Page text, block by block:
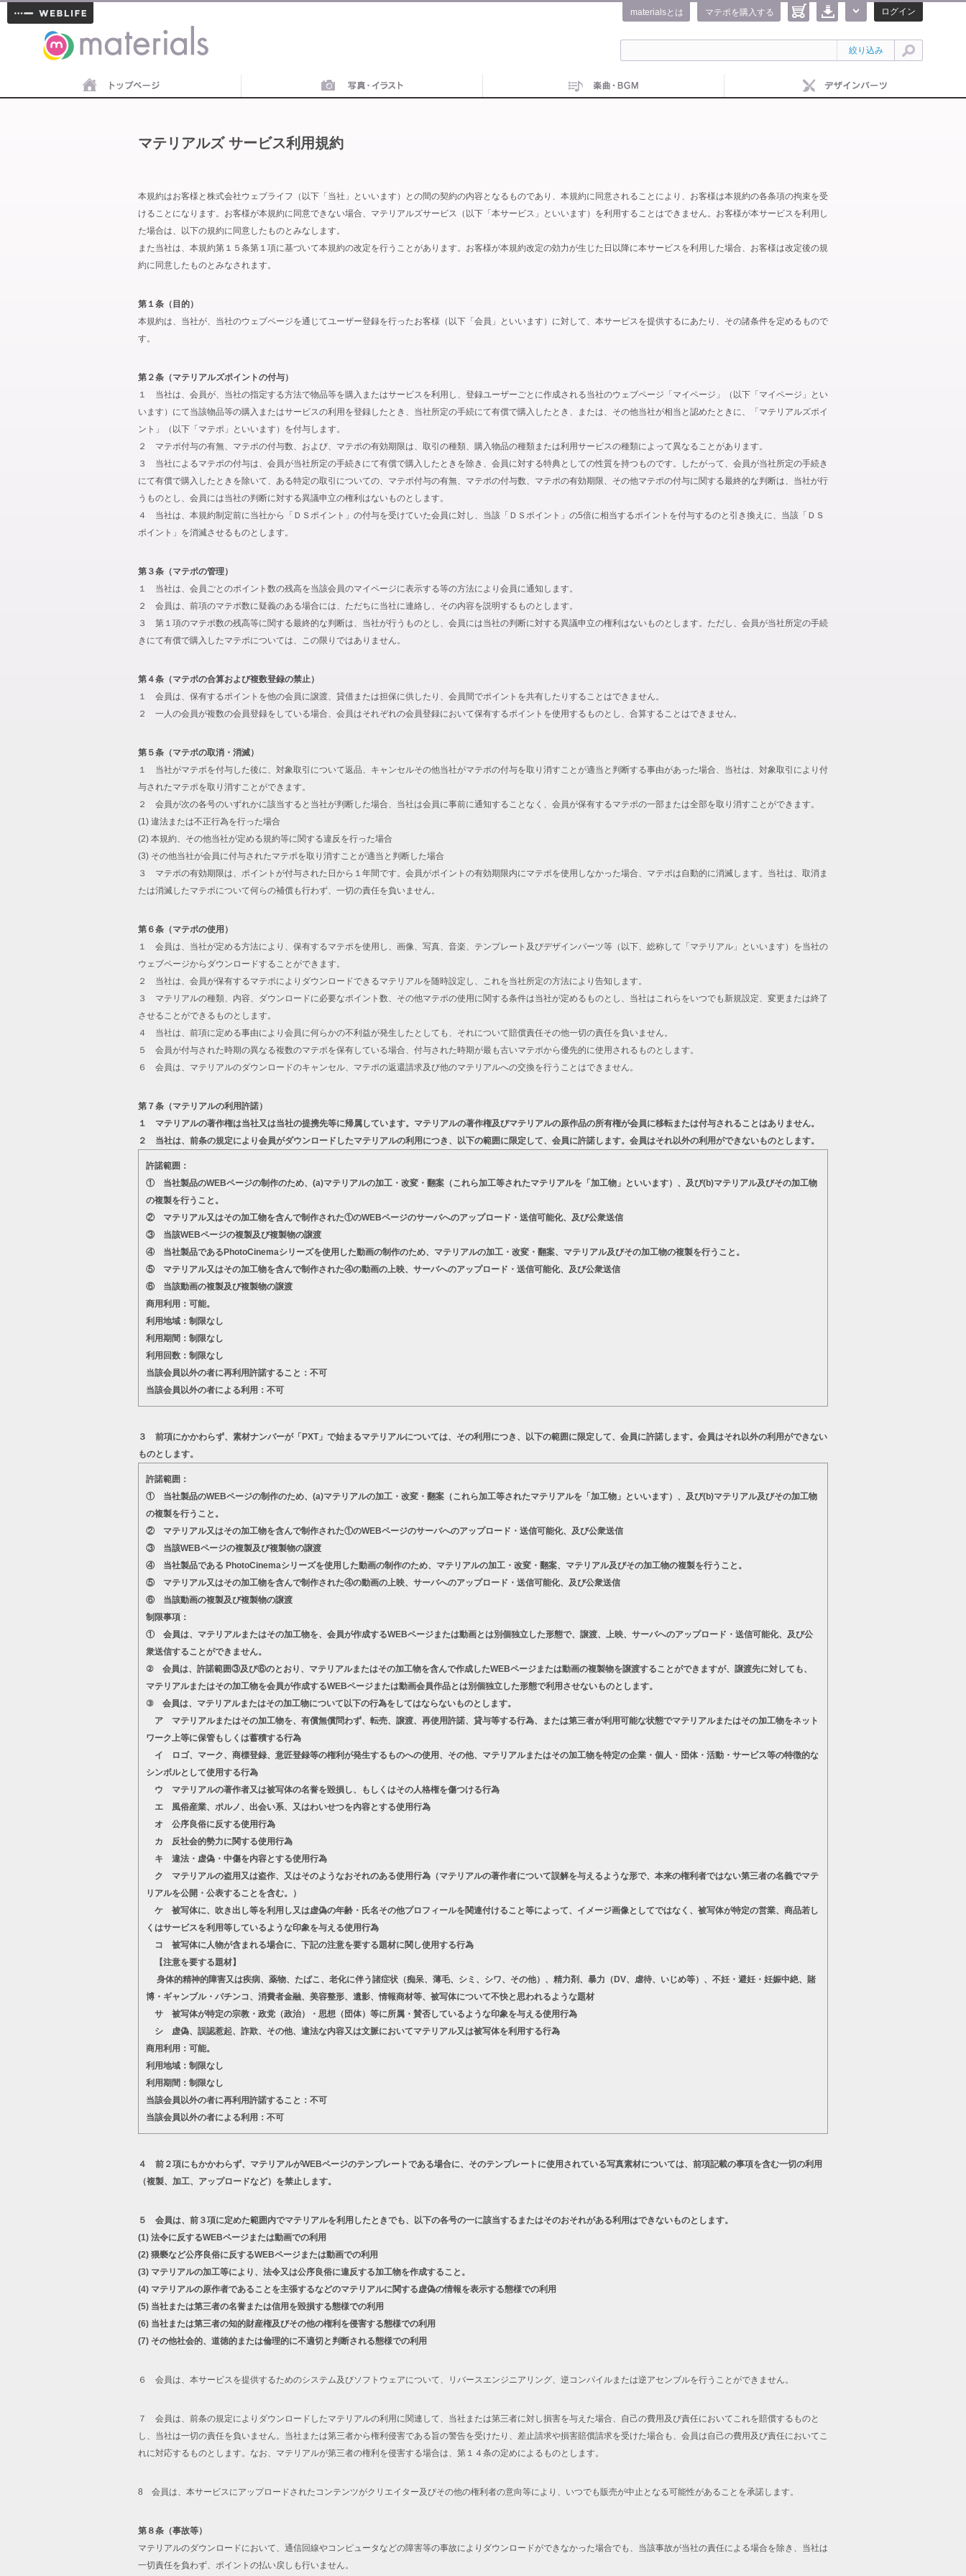
materials
ログイン
マテポを購入する
materialsとは
絞り込み
マテリアルズ サービス利用規約
本規約はお客様と株式会社ウェブライフ（以下「当社」といいます）との間の契約の内容となるものであり、本規約に同意されることにより、お客様は本規約の各条項の拘束を受
けることになります。お客様が本規約に同意できない場合、マテリアルズサービス（以下「本サービス」といいます）を利用することはできません。お客様が本サービスを利用し
た場合は、以下の規約に同意したものとみなします。
また当社は、本規約第１５条第１項に基づいて本規約の改定を行うことがあります。お客様が本規約改定の効力が生じた日以降に本サービスを利用した場合、お客様は改定後の規
約に同意したものとみなされます。
第１条（目的）
本規約は、当社が、当社のウェブページを通じてユーザー登録を行ったお客様（以下「会員」といいます）に対して、本サービスを提供するにあたり、その諸条件を定めるもので
す。
第２条（マテリアルズポイントの付与）
１ 当社は、会員が、当社の指定する方法で物品等を購入またはサービスを利用し、登録ユーザーごとに作成される当社のウェブページ「マイページ」（以下「マイページ」とい
います）にて当該物品等の購入またはサービスの利用を登録したとき、当社所定の手続にて有償で購入したとき、または、その他当社が相当と認めたときに、「マテリアルズポイ
ント」（以下「マテポ」といいます）を付与します。
２ マテポ付与の有無、マテポの付与数、および、マテポの有効期限は、取引の種類、購入物品の種類または利用サービスの種類によって異なることがあります。
３ 当社によるマテポの付与は、会員が当社所定の手続きにて有償で購入したときを除き、会員に対する特典としての性質を持つものです。したがって、会員が当社所定の手続き
にて有償で購入したときを除いて、ある特定の取引についての、マテポ付与の有無、マテポの付与数、マテポの有効期限、その他マテポの付与に関する最終的な判断は、当社が行
うものとし、会員には当社の判断に対する異議申立の権利はないものとします。
４ 当社は、本規約制定前に当社から「ＤＳポイント」の付与を受けていた会員に対し、当該「ＤＳポイント」の5倍に相当するポイントを付与するのと引き換えに、当該「ＤＳ
ポイント」を消滅させるものとします。
第３条（マテポの管理）
１ 当社は、会員ごとのポイント数の残高を当該会員のマイページに表示する等の方法により会員に通知します。
２ 会員は、前項のマテポ数に疑義のある場合には、ただちに当社に連絡し、その内容を説明するものとします。
３ 第１項のマテポ数の残高等に関する最終的な判断は、当社が行うものとし、会員には当社の判断に対する異議申立の権利はないものとします。ただし、会員が当社所定の手続
きにて有償で購入したマテポについては、この限りではありません。
第４条（マテポの合算および複数登録の禁止）
１ 会員は、保有するポイントを他の会員に譲渡、貸借または担保に供したり、会員間でポイントを共有したりすることはできません。
２ 一人の会員が複数の会員登録をしている場合、会員はそれぞれの会員登録において保有するポイントを使用するものとし、合算することはできません。
第５条（マテポの取消・消滅）
１ 当社がマテポを付与した後に、対象取引について返品、キャンセルその他当社がマテポの付与を取り消すことが適当と判断する事由があった場合、当社は、対象取引により付
与されたマテポを取り消すことができます。
２ 会員が次の各号のいずれかに該当すると当社が判断した場合、当社は会員に事前に通知することなく、会員が保有するマテポの一部または全部を取り消すことができます。
(1) 違法または不正行為を行った場合
(2) 本規約、その他当社が定める規約等に関する違反を行った場合
(3) その他当社が会員に付与されたマテポを取り消すことが適当と判断した場合
３ マテポの有効期限は、ポイントが付与された日から１年間です。会員がポイントの有効期限内にマテポを使用しなかった場合、マテポは自動的に消滅します。当社は、取消ま
たは消滅したマテポについて何らの補償も行わず、一切の責任を負いません。
第６条（マテポの使用）
１ 会員は、当社が定める方法により、保有するマテポを使用し、画像、写真、音楽、テンプレート及びデザインパーツ等（以下、総称して「マテリアル」といいます）を当社の
ウェブページからダウンロードすることができます。
２ 当社は、会員が保有するマテポによりダウンロードできるマテリアルを随時設定し、これを当社所定の方法により告知します。
３ マテリアルの種類、内容、ダウンロードに必要なポイント数、その他マテポの使用に関する条件は当社が定めるものとし、当社はこれらをいつでも新規設定、変更または終了
させることができるものとします。
４ 当社は、前項に定める事由により会員に何らかの不利益が発生したとしても、それについて賠償責任その他一切の責任を負いません。
５ 会員が付与された時期の異なる複数のマテポを保有している場合、付与された時期が最も古いマテポから優先的に使用されるものとします。
６ 会員は、マテリアルのダウンロードのキャンセル、マテポの返還請求及び他のマテリアルへの交換を行うことはできません。
第７条（マテリアルの利用許諾）
１ マテリアルの著作権は当社又は当社の提携先等に帰属しています。マテリアルの著作権及びマテリアルの原作品の所有権が会員に移転または付与されることはありません。
２ 当社は、前条の規定により会員がダウンロードしたマテリアルの利用につき、以下の範囲に限定して、会員に許諾します。会員はそれ以外の利用ができないものとします。
許諾範囲：
① 当社製品のWEBページの制作のため、(a)マテリアルの加工・改変・翻案（これら加工等されたマテリアルを「加工物」といいます）、及び(b)マテリアル及びその加工物
の複製を行うこと。
② マテリアル又はその加工物を含んで制作された①のWEBページのサーバへのアップロード・送信可能化、及び公衆送信
③ 当該WEBページの複製及び複製物の譲渡
④ 当社製品であるPhotoCinemaシリーズを使用した動画の制作のため、マテリアルの加工・改変・翻案、マテリアル及びその加工物の複製を行うこと。
⑤ マテリアル又はその加工物を含んで制作された④の動画の上映、サーバへのアップロード・送信可能化、及び公衆送信
⑥ 当該動画の複製及び複製物の譲渡
商用利用：可能。
利用地域：制限なし
利用期間：制限なし
利用回数：制限なし
当該会員以外の者に再利用許諾すること：不可
当該会員以外の者による利用：不可
３ 前項にかかわらず、素材ナンバーが「PXT」で始まるマテリアルについては、その利用につき、以下の範囲に限定して、会員に許諾します。会員はそれ以外の利用ができない
ものとします。
許諾範囲：
① 当社製品のWEBページの制作のため、(a)マテリアルの加工・改変・翻案（これら加工等されたマテリアルを「加工物」といいます）、及び(b)マテリアル及びその加工物
の複製を行うこと。
② マテリアル又はその加工物を含んで制作された①のWEBページのサーバへのアップロード・送信可能化、及び公衆送信
③ 当該WEBページの複製及び複製物の譲渡
④ 当社製品である PhotoCinemaシリーズを使用した動画の制作のため、マテリアルの加工・改変・翻案、マテリアル及びその加工物の複製を行うこと。
⑤ マテリアル又はその加工物を含んで制作された④の動画の上映、サーバへのアップロード・送信可能化、及び公衆送信
⑥ 当該動画の複製及び複製物の譲渡
制限事項：
① 会員は、マテリアルまたはその加工物を、会員が作成するWEBページまたは動画とは別個独立した形態で、譲渡、上映、サーバへのアップロード・送信可能化、及び公
衆送信することができません。
② 会員は、許諾範囲③及び⑥のとおり、マテリアルまたはその加工物を含んで作成したWEBページまたは動画の複製物を譲渡することができますが、譲渡先に対しても、
マテリアルまたはその加工物を会員が作成するWEBページまたは動画会員作品とは別個独立した形態で利用させないものとします。
③ 会員は、マテリアルまたはその加工物について以下の行為をしてはならないものとします。
ア マテリアルまたはその加工物を、有償無償問わず、転売、譲渡、再使用許諾、貸与等する行為、または第三者が利用可能な状態でマテリアルまたはその加工物をネット
ワーク上等に保管もしくは蓄積する行為
イ ロゴ、マーク、商標登録、意匠登録等の権利が発生するものへの使用、その他、マテリアルまたはその加工物を特定の企業・個人・団体・活動・サービス等の特徴的な
シンボルとして使用する行為
ウ マテリアルの著作者又は被写体の名誉を毀損し、もしくはその人格権を傷つける行為
エ 風俗産業、ポルノ、出会い系、又はわいせつを内容とする使用行為
オ 公序良俗に反する使用行為
カ 反社会的勢力に関する使用行為
キ 違法・虚偽・中傷を内容とする使用行為
ク マテリアルの盗用又は盗作、又はそのようなおそれのある使用行為（マテリアルの著作者について誤解を与えるような形で、本来の権利者ではない第三者の名義でマテ
リアルを公開・公表することを含む。）
ケ 被写体に、吹き出し等を利用し又は虚偽の年齢・氏名その他プロフィールを関連付けること等によって、イメージ画像としてではなく、被写体が特定の営業、商品若し
くはサービスを利用等しているような印象を与える使用行為
コ 被写体に人物が含まれる場合に、下記の注意を要する題材に関し使用する行為
【注意を要する題材】
身体的精神的障害又は疾病、薬物、たばこ、老化に伴う諸症状（痴呆、薄毛、シミ、シワ、その他）、精力剤、暴力（DV、虐待、いじめ等）、不妊・避妊・妊娠中絶、賭
博・ギャンブル・パチンコ、消費者金融、美容整形、遺影、情報商材等、被写体について不快と思われるような題材
サ 被写体が特定の宗教・政党（政治）・思想（団体）等に所属・賛否しているような印象を与える使用行為
シ 虚偽、誤認惹起、詐欺、その他、違法な内容又は文脈においてマテリアル又は被写体を利用する行為
商用利用：可能。
利用地域：制限なし
利用期間：制限なし
当該会員以外の者に再利用許諾すること：不可
当該会員以外の者による利用：不可
４ 前２項にもかかわらず、マテリアルがWEBページのテンプレートである場合に、そのテンプレートに使用されている写真素材については、前項記載の事項を含む一切の利用
（複製、加工、アップロードなど）を禁止します。
５ 会員は、前３項に定めた範囲内でマテリアルを利用したときでも、以下の各号の一に該当するまたはそのおそれがある利用はできないものとします。
(1) 法令に反するWEBページまたは動画での利用
(2) 猥褻など公序良俗に反するWEBページまたは動画での利用
(3) マテリアルの加工等により、法令又は公序良俗に違反する加工物を作成すること。
(4) マテリアルの原作者であることを主張するなどのマテリアルに関する虚偽の情報を表示する態様での利用
(5) 当社または第三者の名誉または信用を毀損する態様での利用
(6) 当社または第三者の知的財産権及びその他の権利を侵害する態様での利用
(7) その他社会的、道徳的または倫理的に不適切と判断される態様での利用
６ 会員は、本サービスを提供するためのシステム及びソフトウェアについて、リバースエンジニアリング、逆コンパイルまたは逆アセンブルを行うことができません。
７ 会員は、前条の規定によりダウンロードしたマテリアルの利用に関連して、当社または第三者に対し損害を与えた場合、自己の費用及び責任においてこれを賠償するものと
し、当社は一切の責任を負いません。当社または第三者から権利侵害である旨の警告を受けたり、差止請求や損害賠償請求を受けた場合も、会員は自己の費用及び責任においてこ
れに対応するものとします。なお、マテリアルが第三者の権利を侵害する場合は、第１４条の定めによるものとします。
8 会員は、本サービスにアップロードされたコンテンツがクリエイター及びその他の権利者の意向等により、いつでも販売が中止となる可能性があることを承諾します。
第８条（事故等）
マテリアルのダウンロードにおいて、通信回線やコンピュータなどの障害等の事故によりダウンロードができなかった場合でも、当該事故が当社の責任による場合を除き、当社は
一切責任を負わず、ポイントの払い戻しも行いません。